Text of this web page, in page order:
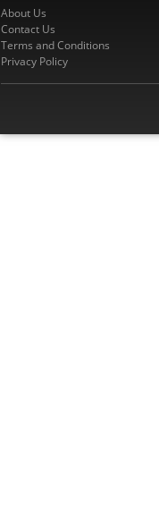
About Us
Contact Us
Terms and Conditions
Privacy Policy